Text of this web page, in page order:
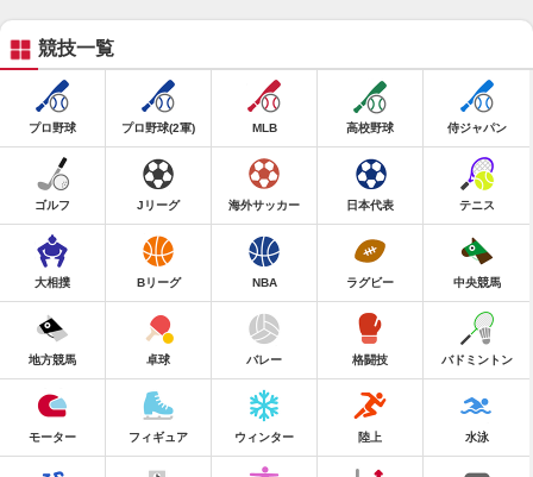
競技一覧
プロ野球 プロ野球(2軍) MLB 高校野球 侍ジャパン
ゴルフ Jリーグ 海外サッカー 日本代表 テニス
大相撲 Bリーグ NBA ラグビー 中央競馬
地方競馬 卓球 バレー 格闘技 バドミントン
モーター フィギュア ウィンター 陸上 水泳